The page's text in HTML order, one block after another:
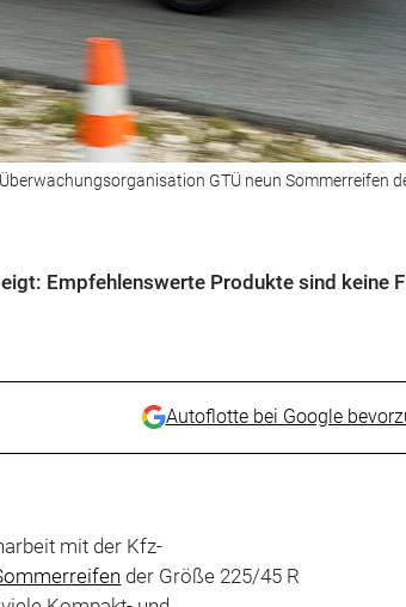
GTÜ neun Sommerreifen
Empfehlenswerte Produkte sind keine
Autoflotte bei Google
mit der Kfz-
der Größe 225/45 R